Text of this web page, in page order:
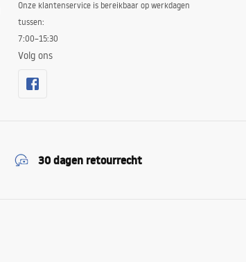
Onze klantenservice is bereikbaar op werkdagen
tussen:
7:00–15:30
Volg ons
30 dagen retourrecht